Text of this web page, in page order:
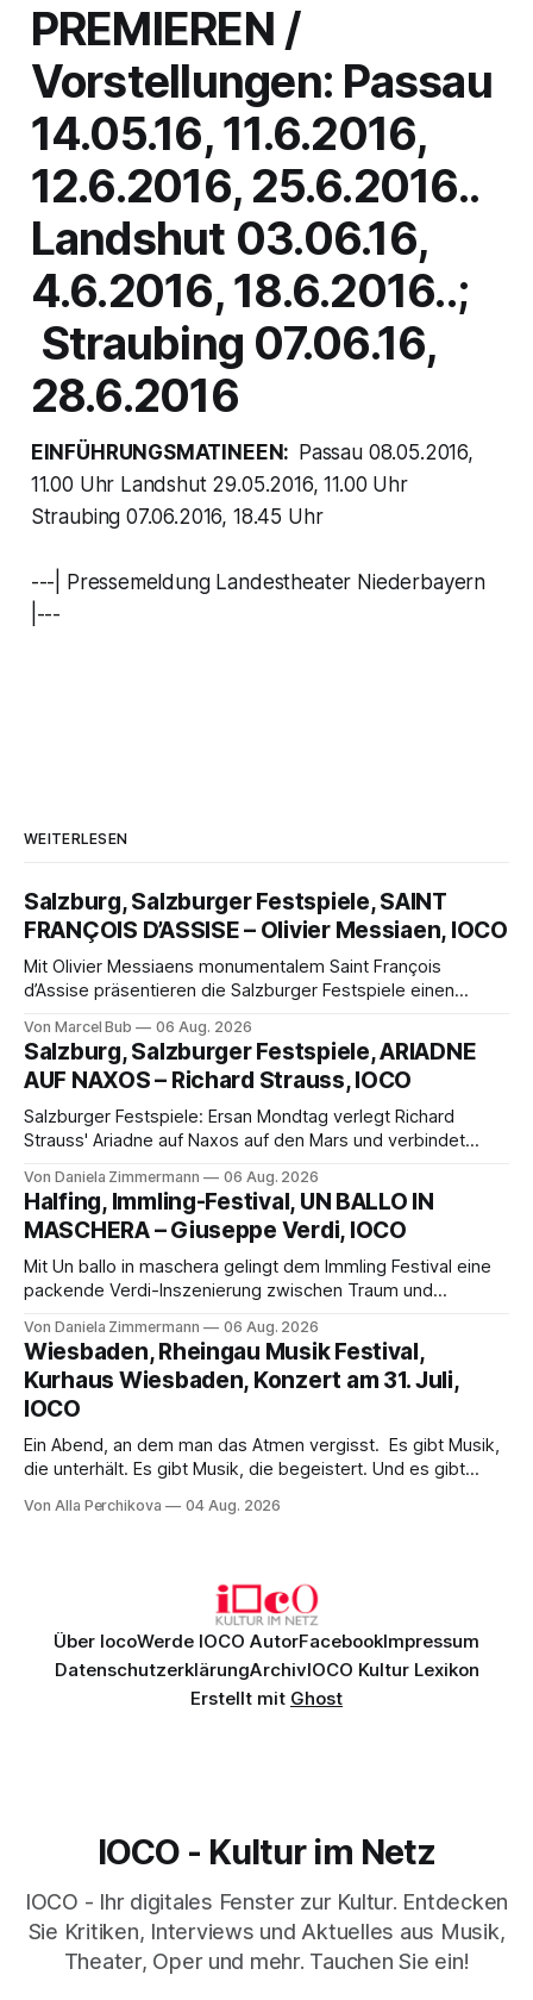
PREMIEREN /
Vorstellungen: Passau
14.05.16, 11.6.2016,
12.6.2016, 25.6.2016..
Landshut 03.06.16,
4.6.2016, 18.6.2016..;
Straubing 07.06.16,
28.6.2016
EINFÜHRUNGSMATINEEN: Passau 08.05.2016,
11.00 Uhr Landshut 29.05.2016, 11.00 Uhr
Straubing 07.06.2016, 18.45 Uhr
---| Pressemeldung Landestheater Niederbayern
|---
WEITERLESEN
Salzburg, Salzburger Festspiele, SAINT
FRANÇOIS D’ASSISE – Olivier Messiaen, IOCO
Mit Olivier Messiaens monumentalem Saint François
d’Assise präsentieren die Salzburger Festspiele einen
eine bildgewaltige Inszenierung, Maxime Pascal entfaltet
die komplexe Partitur eindrucksvoll, Philippe Sly berührt als
Franziskus.
Von Marcel Bub 06 Aug. 2026
Salzburg, Salzburger Festspiele, ARIADNE
AUF NAXOS – Richard Strauss, IOCO
Salzburger Festspiele: Ersan Mondtag verlegt Richard
Strauss' Ariadne auf Naxos auf den Mars und verbindet
Aufführung mit starken Solisten und den Wiener
Philharmonikern, szenisch bleibt der zweite Akt jedoch
hinter den Erwartungen zurück.
Von Daniela Zimmermann 06 Aug. 2026
Halfing, Immling-Festival, UN BALLO IN
MASCHERA – Giuseppe Verdi, IOCO
Mit Un ballo in maschera gelingt dem Immling Festival eine
packende Verdi-Inszenierung zwischen Traum und
psychologische Tiefe mit starken Bildern, getragen von
einem spielfreudigen Ensemble und einer musikalisch
überzeugenden Gesamtleistung.
Von Daniela Zimmermann 06 Aug. 2026
Wiesbaden, Rheingau Musik Festival,
Kurhaus Wiesbaden, Konzert am 31. Juli,
IOCO
Ein Abend, an dem man das Atmen vergisst. Es gibt Musik,
die unterhält. Es gibt Musik, die begeistert. Und es gibt
Genau so war der Abend im Kurhaus Wiesbaden, an dem
Von Alla Perchikova 04 Aug. 2026
Über IocoWerde IOCO AutorFacebookImpressum
DatenschutzerklärungArchivIOCO Kultur Lexikon
Erstellt mit Ghost
IOCO - Kultur im Netz
IOCO - Ihr digitales Fenster zur Kultur. Entdecken
Sie Kritiken, Interviews und Aktuelles aus Musik,
Theater, Oper und mehr. Tauchen Sie ein!